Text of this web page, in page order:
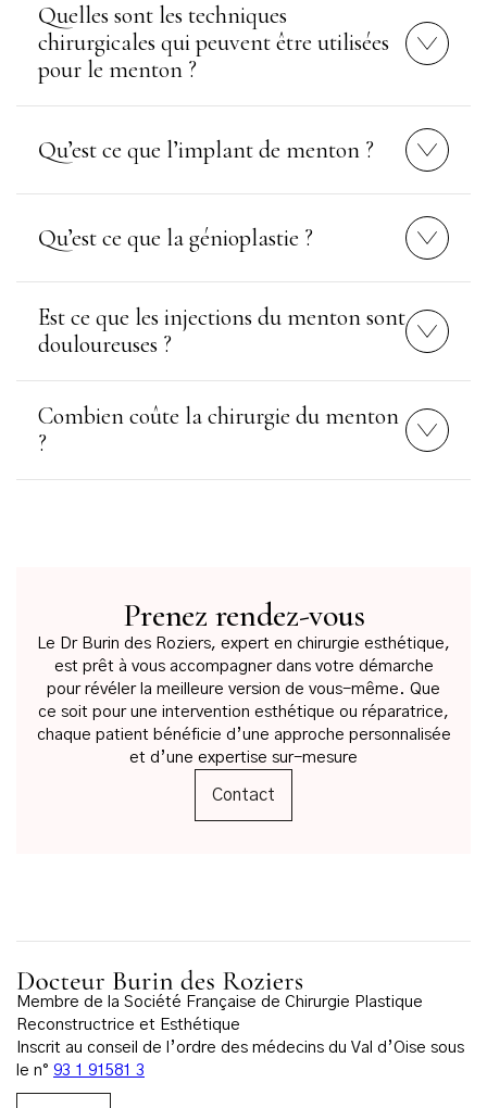
Quelles sont les techniques
chirurgicales qui peuvent être utilisées
pour le menton ?
Qu’est ce que l’implant de menton ?
Qu’est ce que la génioplastie ?
Est ce que les injections du menton sont
douloureuses ?
Combien coûte la chirurgie du menton
?
Prenez rendez-vous
Le Dr Burin des Roziers, expert en chirurgie esthétique,
est prêt à vous accompagner dans votre démarche
pour révéler la meilleure version de vous-même. Que
ce soit pour une intervention esthétique ou réparatrice,
chaque patient bénéficie d’une approche personnalisée
et d’une expertise sur-mesure
Contact
Membre de la Société Française de Chirurgie Plastique
Reconstructrice et Esthétique
Inscrit au conseil de l’ordre des médecins du Val d’Oise sous
le n° 93 1 91581 3